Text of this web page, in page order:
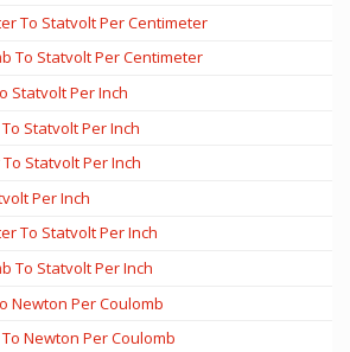
To Statvolt Per Centimeter
To Statvolt Per Centimeter
Statvolt Per Inch
Statvolt Per Inch
Statvolt Per Inch
Per Inch
To Statvolt Per Inch
To Statvolt Per Inch
Newton Per Coulomb
Newton Per Coulomb